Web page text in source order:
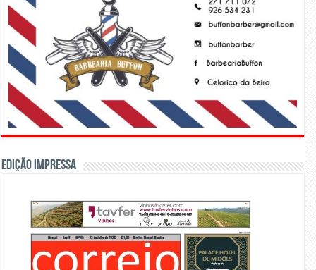
Edição Impressa